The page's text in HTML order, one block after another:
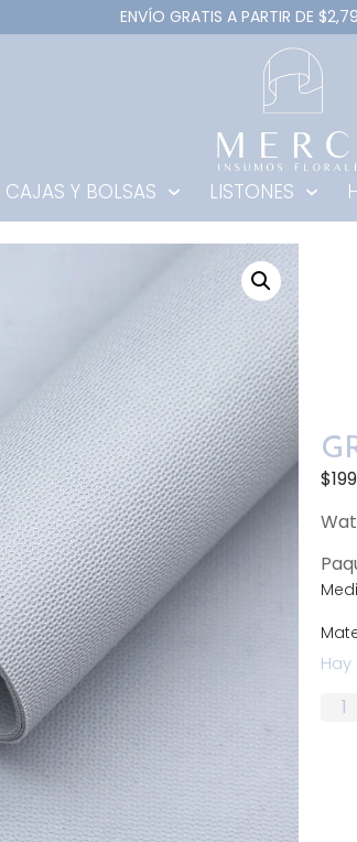
ENVÍO GRATIS A PARTIR DE
CAJAS Y BOLSAS LISTONES
$